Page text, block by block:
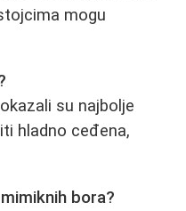
mogu
su najbolje
hladno ceđena,
bora?